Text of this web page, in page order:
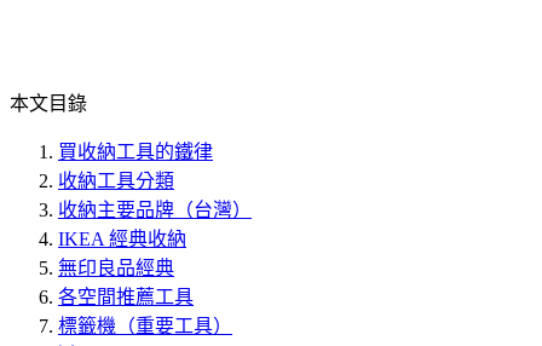
本文目錄
買收納工具的鐵律
收納工具分類
收納主要品牌（台灣）
IKEA 經典收納
無印良品經典
各空間推薦工具
標籤機（重要工具）